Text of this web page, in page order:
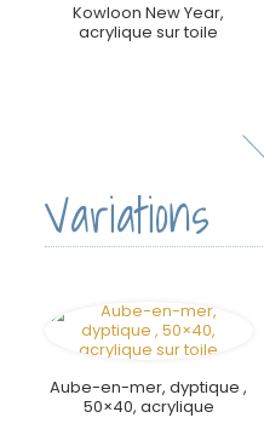
Kowloon New Year,
acrylique sur toile
Variations
Aube-en-mer, dyptique ,
50×40, acrylique